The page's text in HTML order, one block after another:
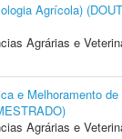
Agrícola)
Agrárias e
e Melhoramento
Agrárias e